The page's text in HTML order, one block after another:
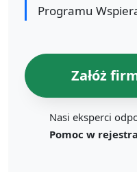
Programu
Załóż
Nasi eksperci
Pomoc w